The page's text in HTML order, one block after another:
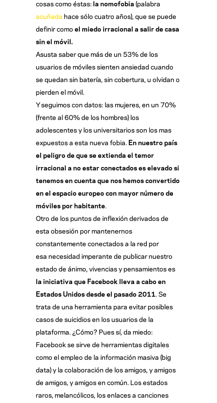
cosas como éstas: la nomofobia (palabra
acuñada hace sólo cuatro años), que se puede
definir como el miedo irracional a salir de casa
sin el móvil.
Asusta saber que más de un 53% de los
usuarios de móviles sienten ansiedad cuando
se quedan sin batería, sin cobertura, u olvidan o
pierden el móvil.
Y seguimos con datos: las mujeres, en un 70%
(frente al 60% de los hombres) los
adolescentes y los universitarios son los mas
expuestos a esta nueva fobia. En nuestro país
el peligro de que se extienda el temor
irracional a no estar conectados es elevado si
tenemos en cuenta que nos hemos convertido
en el espacio europeo con mayor número de
móviles por habitante.
Otro de los puntos de inflexión derivados de
esta obsesión por mantenernos
constantemente conectados a la red por
esa necesidad imperante de publicar nuestro
estado de ánimo, vivencias y pensamientos es
la iniciativa que Facebook lleva a cabo en
Estados Unidos desde el pasado 2011. Se
trata de una herramienta para evitar posibles
casos de suicidios en los usuarios de la
plataforma. ¿Cómo? Pues sí, da miedo:
Facebook se sirve de herramientas digitales
como el empleo de la información masiva (big
data) y la colaboración de los amigos, y amigos
de amigos, y amigos en común. Los estados
raros, melancólicos, los enlaces a canciones